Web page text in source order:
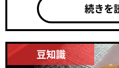
続きを
豆知識